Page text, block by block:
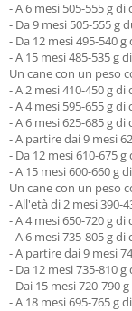
- A 6 mesi 505-555 g
- Da 9 mesi 505-555 g
- Da 12 mesi 495-540
- A 15 mesi 485-535 g
Un cane con un peso
- A 2 mesi 410-450 g
- A 4 mesi 595-655 g
- A 6 mesi 625-685 g
- A partire dai 9 mesi
- Da 12 mesi 610-675
- A 15 mesi 600-660 g
Un cane con un peso
- All'età di 2 mesi 390-
- A 4 mesi 650-720 g
- A 6 mesi 735-805 g
- A partire dai 9 mesi
- Da 12 mesi 735-810
- Dai 15 mesi 720-790
- A 18 mesi 695-765 g